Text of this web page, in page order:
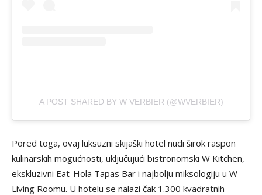
A POST SHARED BY W VERBIER (@WVERBIER)
Pored toga, ovaj luksuzni skijaški hotel nudi širok raspon
kulinarskih mogućnosti, uključujući bistronomski W Kitchen,
ekskluzivni Eat-Hola Tapas Bar i najbolju miksologiju u W
Living Roomu. U hotelu se nalazi čak 1.300 kvadratnih